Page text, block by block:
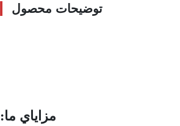
توضیحات محصول
مزاياي ما: